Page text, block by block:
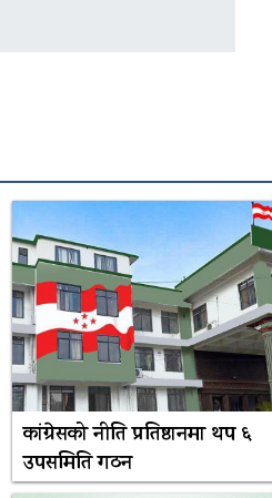
कांग्रेसको नीति प्रतिष्ठानमा थप ६
उपसमिति गठन